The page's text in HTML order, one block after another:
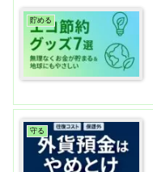
貯める
守る